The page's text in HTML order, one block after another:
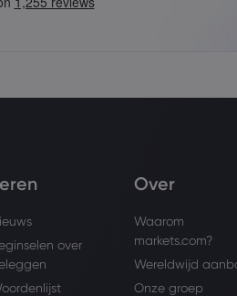
over
Over
Waarom
markets.com?
Wereldwijd
Onze groep